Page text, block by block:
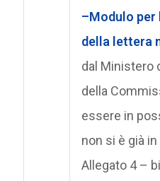
–Modulo per
della lettera
dal Ministero
della
essere in
non si è già
Allegato 4 –